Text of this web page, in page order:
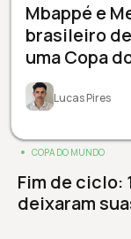
Mbappé e
brasileiro
uma Copa
Lucas Pires
COPA DO MUNDO
Fim de ciclo:
deixaram